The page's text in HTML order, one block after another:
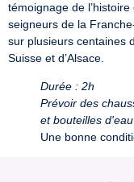
témoignage de
seigneurs de la
sur plusieurs centaines
Suisse et d’Alsace.
Durée : 2h
Prévoir des
et bouteilles d'eau
Une bonne